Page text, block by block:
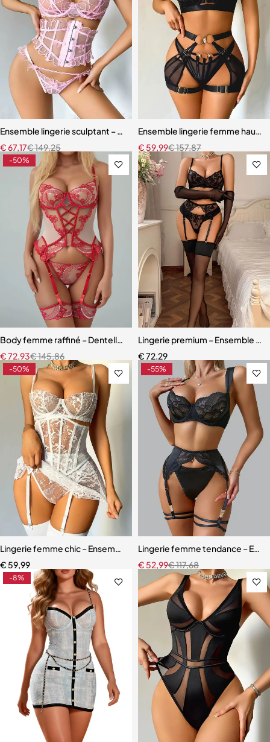
Ensemble lingerie sculptant – Taille ajustée et broderie florale
€149,25
€67,17
Ensemble lingerie femme haut
€157,87
€ 59,99
-50%
Body femme raffiné – Dentelle, découpes modernes et détails
€145,86
€72,93
Lingerie premium – Ensemble
€72,29
-50%
Lingerie femme chic – Ensemble cinq pièces avec soutien-gorge à
€ 59,99
-55%
Lingerie femme tendance –
€117,68
€ 52,99
-8%